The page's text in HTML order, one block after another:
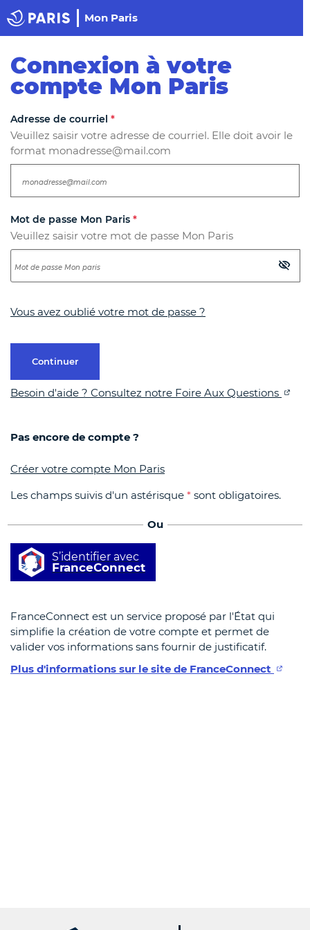
Paris
Mon Paris
Connexion à votre
compte Mon Paris
Adresse de courriel *
Veuillez saisir votre adresse de courriel. Elle doit avoir le
format monadresse@mail.com
Mot de passe Mon Paris *
Veuillez saisir votre mot de passe Mon Paris
Vous avez oublié votre mot de passe ?
Continuer
Besoin d'aide ? Consultez notre Foire Aux Questions
Pas encore de compte ?
Créer votre compte Mon Paris
Les champs suivis d'un astérisque * sont obligatoires.
Ou
S’identifier avec
FranceConnect
FranceConnect est un service proposé par l'État qui
simplifie la création de votre compte et permet de
valider vos informations sans fournir de justificatif.
Plus d'informations sur le site de FranceConnect